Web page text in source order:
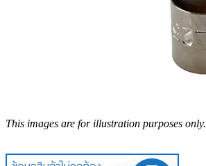
This images are for illustration purposes only.